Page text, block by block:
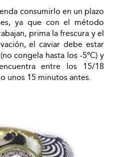
consumirlo en un plazo
ya que con el método
prima la frescura y el
el caviar debe estar
congela hasta los -5ºC) y
entre los 15/18
unos 15 minutos antes.